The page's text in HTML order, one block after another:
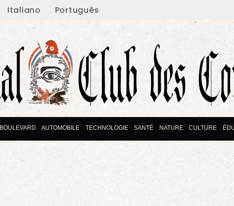
Italiano Português
BOULEVARD AUTOMOBILE TECHNOLOGIE SANTÉ NATURE CULTURE